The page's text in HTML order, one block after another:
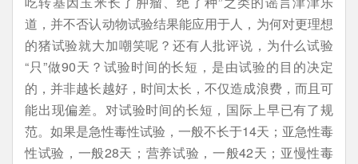
道，并不否认动物试验结果能应用于人，为何对更理想
的猪试验就大加嘲笑呢？还有人批评说，为什么试验
“只”做90天？试验时间的长短，是由试验的目的决定
的，并非越长越好，时间太长，不仅造成浪费，而且可
能出现偏差。对试验时间的长短，国际上早已有了规
范。如果是急性毒性试验，一般不长于14天；亚急性毒
性试验，一般28天；营养试验，一般42天；亚慢性毒